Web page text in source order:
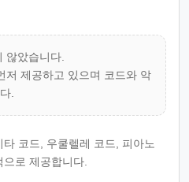
않았습니다.
저 제공하고 있으며 코드와 악
.
코드, 우쿨렐레 코드, 피아노
로 제공합니다.